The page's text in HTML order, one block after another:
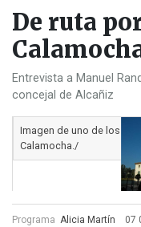
De ruta
Entrevista a Manuel
concejal de Alcañiz
Imagen de uno de los
Calamocha./
Programa Alicia Martín 07